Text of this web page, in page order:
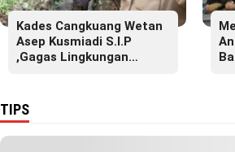
Kades Cangkuang Wetan
Asep Kusmiadi S.I.P
,Gagas Lingkungan
TIPS